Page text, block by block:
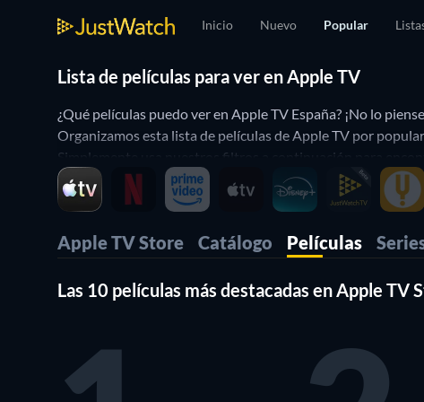
Inicio Nuevo Popular
Lista de películas para ver en Apple TV
¿Qué películas puedo ver en Apple TV España? ¡No lo
Organizamos esta lista de películas de Apple TV por
Simplemente usa nuestros filtros a continuación para
Apple TV Store Catálogo Películas
Las 10 películas más destacadas en Apple TV